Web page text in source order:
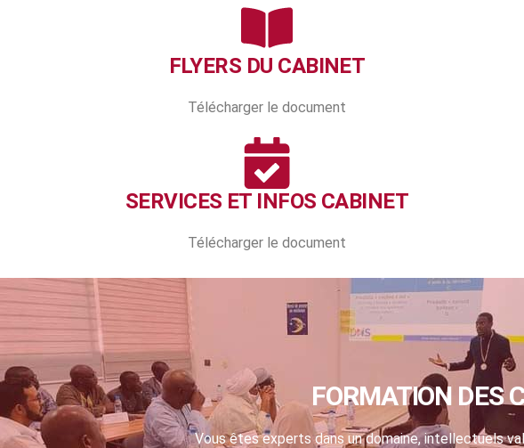
FLYERS DU CABINET
Télécharger le document
SERVICES ET INFOS CABINET
Télécharger le document
FORMATION DES
Vous êtes experts dans un domaine, intellectuels